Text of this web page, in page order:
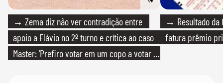
→ Zema diz não ver contradição entre
apoio a Flávio no 2º turno e crítica ao caso
Master: 'Prefiro votar em um copo a votar no
→ Resultado da
fatura prêmio